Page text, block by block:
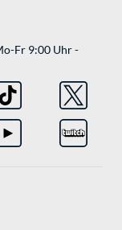
Fr 9:00 Uhr -